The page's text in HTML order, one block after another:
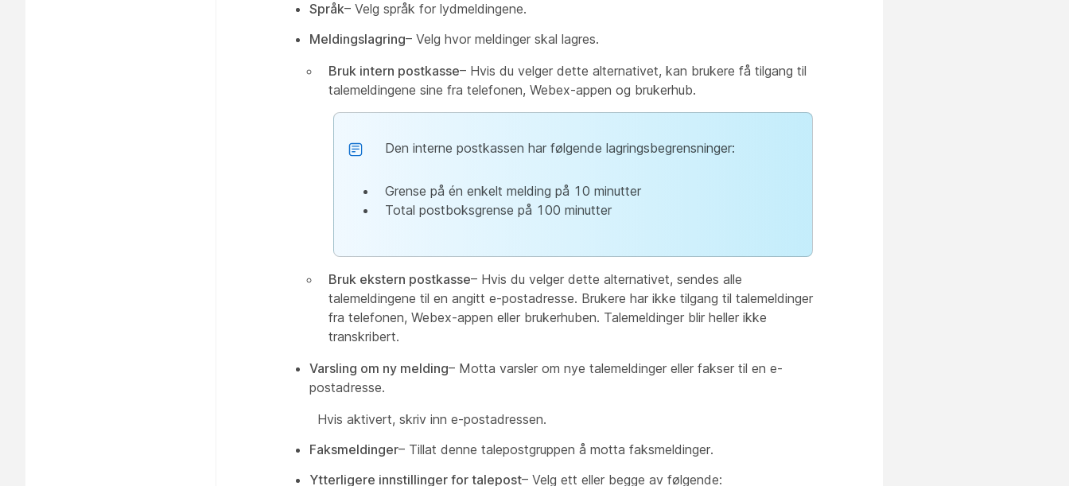
Språk– Velg språk for lydmeldingene.
Meldingslagring– Velg hvor meldinger skal lagres.
Bruk intern postkasse– Hvis du velger dette alternativet, kan brukere få tilgang til
talemeldingene sine fra telefonen, Webex-appen og brukerhub.
Den interne postkassen har følgende lagringsbegrensninger:
Grense på én enkelt melding på 10 minutter
Total postboksgrense på 100 minutter
Bruk ekstern postkasse– Hvis du velger dette alternativet, sendes alle
talemeldingene til en angitt e-postadresse. Brukere har ikke tilgang til talemeldinger
fra telefonen, Webex-appen eller brukerhuben. Talemeldinger blir heller ikke
transkribert.
Varsling om ny melding– Motta varsler om nye talemeldinger eller fakser til en e-
postadresse.
Hvis aktivert, skriv inn e-postadressen.
Faksmeldinger– Tillat denne talepostgruppen å motta faksmeldinger.
Ytterligere innstillinger for talepost– Velg ett eller begge av følgende: